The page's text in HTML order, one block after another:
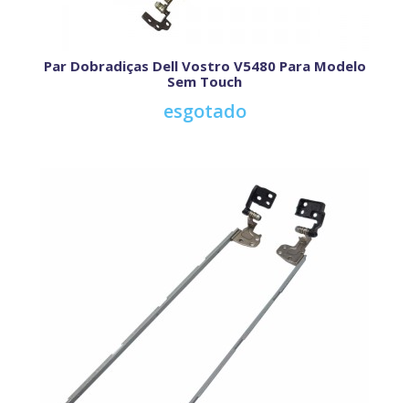
Par Dobradiças Dell Vostro V5480 Para Modelo
Sem Touch
esgotado